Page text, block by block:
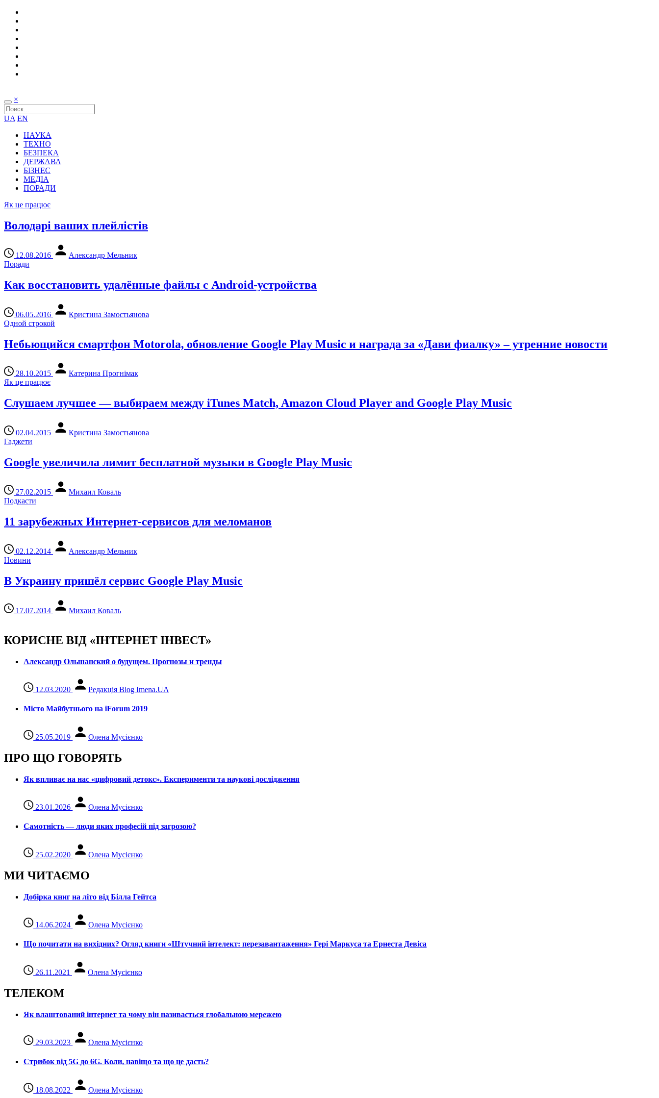
×
UA EN
НАУКА
ТЕХНО
БЕЗПЕКА
ДЕРЖАВА
БІЗНЕС
МЕДІА
ПОРАДИ
Як це працює
Володарі ваших плейлістів
12.08.2016
Александр Мельник
Поради
Как восстановить удалённые файлы с Android-устройства
06.05.2016
Кристина Замостьянова
Одной строкой
Небьющийся смартфон Motorola, обновление Google Play Music и награда за «Дави фиалку» – утренние новости
28.10.2015
Катерина Прогнімак
Як це працює
Слушаем лучшее — выбираем между iTunes Match, Amazon Cloud Player and Google Play Music
02.04.2015
Кристина Замостьянова
Гаджети
Google увеличила лимит бесплатной музыки в Google Play Music
27.02.2015
Михаил Коваль
Подкасти
11 зарубежных Интернет-сервисов для меломанов
02.12.2014
Александр Мельник
Новини
В Украину пришёл сервис Google Play Music
17.07.2014 Михаил Коваль
КОРИСНЕ ВІД «ІНТЕРНЕТ ІНВЕСТ»
Александр Ольшанский о будущем. Прогнозы и тренды
12.03.2020 Редакція Blog Imena.UA
Місто Майбутнього на iForum 2019
25.05.2019 Олена Мусієнко
ПРО ЩО ГОВОРЯТЬ
Як впливає на нас «цифровий детокс». Експерименти та наукові дослідження
23.01.2026 Олена Мусієнко
Самотність — люди яких професій під загрозою?
25.02.2020 Олена Мусієнко
МИ ЧИТАЄМО
Добірка книг на літо від Білла Гейтса
14.06.2024 Олена Мусієнко
Що почитати на вихідних? Огляд книги «Штучний інтелект: перезавантаження» Гері Маркуса та Ернеста Девіса
26.11.2021 Олена Мусієнко
ТЕЛЕКОМ
Як влаштований інтернет та чому він називається глобальною мережею
29.03.2023 Олена Мусієнко
Стрибок від 5G до 6G. Коли, навіщо та що це даcть?
18.08.2022 Олена Мусієнко